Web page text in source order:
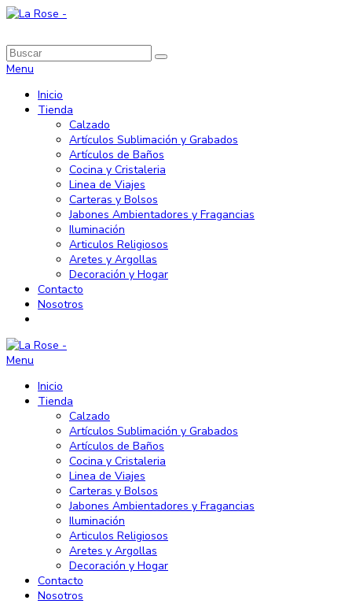
Menu
Inicio
Tienda
Calzado
Artículos Sublimación y Grabados
Artículos de Baños
Cocina y Cristaleria
Linea de Viajes
Carteras y Bolsos
Jabones Ambientadores y Fragancias
Iluminación
Articulos Religiosos
Aretes y Argollas
Decoración y Hogar
Contacto
Nosotros
Menu
Inicio
Tienda
Calzado
Artículos Sublimación y Grabados
Artículos de Baños
Cocina y Cristaleria
Linea de Viajes
Carteras y Bolsos
Jabones Ambientadores y Fragancias
Iluminación
Articulos Religiosos
Aretes y Argollas
Decoración y Hogar
Contacto
Nosotros